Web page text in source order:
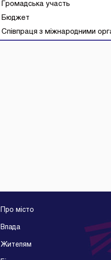
Громадська участь
Бюджет
Співпраця з міжнародними
Про місто
Влада
Жителям